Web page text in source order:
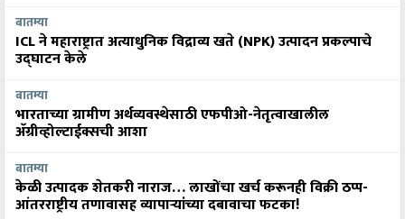
बातम्या
ICL ने महाराष्ट्रात अत्याधुनिक विद्राव्य खते (NPK) उत्पादन प्रकल्पाचे
उद्घाटन केले
बातम्या
भारताच्या ग्रामीण अर्थव्यवस्थेसाठी एफपीओ-नेतृत्वाखालील
अ‍ॅग्रीव्होल्टाईक्सची आशा
बातम्या
केळी उत्पादक शेतकरी नाराज… लाखोंचा खर्च करूनही विक्री ठप्प-
आंतरराष्ट्रीय तणावासह व्यापाऱ्यांच्या दबावाचा फटका!